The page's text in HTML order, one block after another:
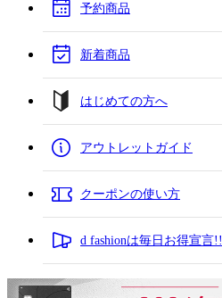
予約商品
新着商品
はじめての方へ
アウトレットガイド
クーポンの使い方
d fashionは毎日お得宣言!!